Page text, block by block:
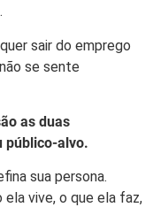
sair do emprego
se sente
as duas
público-alvo.
sua persona.
vive, o que ela faz,